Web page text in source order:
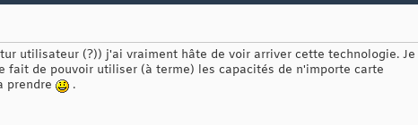
utilisateur (?)) j'ai vraiment hâte de voir arriver cette technologie. Je
de pouvoir utiliser (à terme) les capacités de n'importe carte
prendre
.